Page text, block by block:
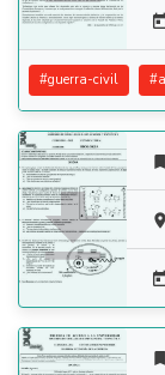
#guerra-civil #



